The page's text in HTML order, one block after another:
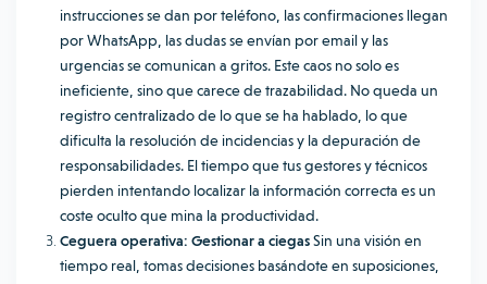
instrucciones se dan por teléfono, las confirmaciones llegan
por WhatsApp, las dudas se envían por email y las
urgencias se comunican a gritos. Este caos no solo es
ineficiente, sino que carece de trazabilidad. No queda un
registro centralizado de lo que se ha hablado, lo que
dificulta la resolución de incidencias y la depuración de
responsabilidades. El tiempo que tus gestores y técnicos
pierden intentando localizar la información correcta es un
coste oculto que mina la productividad.
Ceguera operativa: Gestionar a ciegasSin una visión en
tiempo real, tomas decisiones basándote en suposiciones,